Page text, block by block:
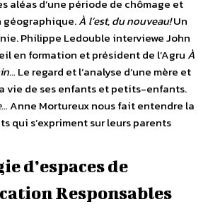
aléas d’une période de chômage et
géographique.À l’est, du nouveau!Un
Philippe Ledouble interviewe John
en formation et président de l’Agru À
Le regard et l’analyse d’une mère et
vie de ses enfants et petits-enfants.
Anne Mortureux nous fait entendre la
qui s’expriment sur leurs parents
d’espaces de
Responsables